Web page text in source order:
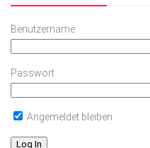
Benutzername
Passwort
Angemeldet bleiben